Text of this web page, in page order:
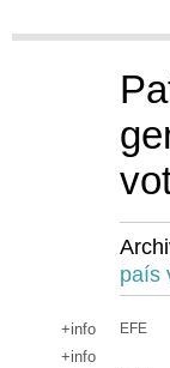
país
+info
+info
EFE